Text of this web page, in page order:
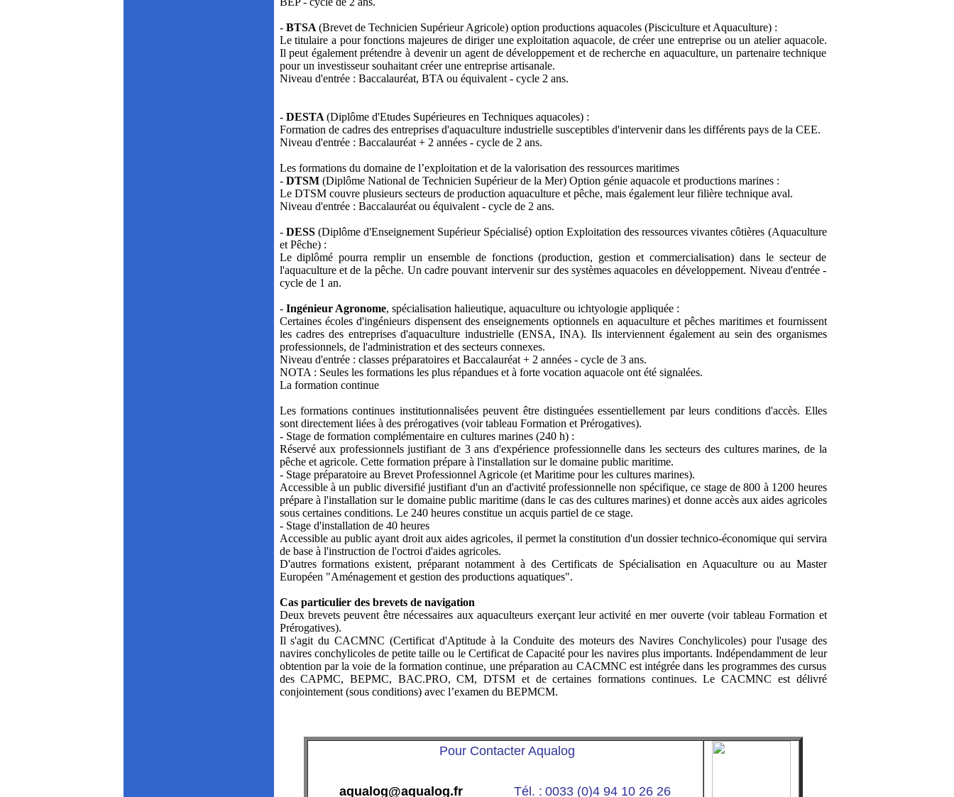
- BTSA (Brevet de Technicien Supérieur Agricole) option productions aquacoles (Pisciculture et Aquaculture) :
Le titulaire a pour fonctions majeures de diriger une exploitation aquacole, de créer une entreprise ou un atelier aquacole.
Il peut également prétendre à devenir un agent de développement et de recherche en aquaculture, un partenaire technique
pour un investisseur souhaitant créer une entreprise artisanale.
Niveau d'entrée : Baccalauréat, BTA ou équivalent - cycle 2 ans.
- DESTA (Diplôme d'Etudes Supérieures en Techniques aquacoles) :
Formation de cadres des entreprises d'aquaculture industrielle susceptibles d'intervenir dans les différents pays de la CEE.
Niveau d'entrée : Baccalauréat + 2 années - cycle de 2 ans.
Les formations du domaine de l’exploitation et de la valorisation des ressources maritimes
- DTSM (Diplôme National de Technicien Supérieur de la Mer) Option génie aquacole et productions marines :
Le DTSM couvre plusieurs secteurs de production aquaculture et pêche, mais également leur filière technique aval.
Niveau d'entrée : Baccalauréat ou équivalent - cycle de 2 ans.
- DESS (Diplôme d'Enseignement Supérieur Spécialisé) option Exploitation des ressources vivantes côtières (Aquaculture
et Pêche) :
Le diplômé pourra remplir un ensemble de fonctions (production, gestion et commercialisation) dans le secteur de
l'aquaculture et de la pêche. Un cadre pouvant intervenir sur des systèmes aquacoles en développement. Niveau d'entrée -
cycle de 1 an.
- Ingénieur Agronome, spécialisation halieutique, aquaculture ou ichtyologie appliquée :
Certaines écoles d'ingénieurs dispensent des enseignements optionnels en aquaculture et pêches maritimes et fournissent
les cadres des entreprises d'aquaculture industrielle (ENSA, INA). Ils interviennent également au sein des organismes
professionnels, de l'administration et des secteurs connexes.
Niveau d'entrée : classes préparatoires et Baccalauréat + 2 années - cycle de 3 ans.
NOTA : Seules les formations les plus répandues et à forte vocation aquacole ont été signalées.
La formation continue
Les formations continues institutionnalisées peuvent être distinguées essentiellement par leurs conditions d'accès. Elles
sont directement liées à des prérogatives (voir tableau Formation et Prérogatives).
- Stage de formation complémentaire en cultures marines (240 h) :
Réservé aux professionnels justifiant de 3 ans d'expérience professionnelle dans les secteurs des cultures marines, de la
pêche et agricole. Cette formation prépare à l'installation sur le domaine public maritime.
- Stage préparatoire au Brevet Professionnel Agricole (et Maritime pour les cultures marines).
Accessible à un public diversifié justifiant d'un an d'activité professionnelle non spécifique, ce stage de 800 à 1200 heures
prépare à l'installation sur le domaine public maritime (dans le cas des cultures marines) et donne accès aux aides agricoles
sous certaines conditions. Le 240 heures constitue un acquis partiel de ce stage.
- Stage d'installation de 40 heures
Accessible au public ayant droit aux aides agricoles, il permet la constitution d'un dossier technico-économique qui servira
de base à l'instruction de l'octroi d'aides agricoles.
D'autres formations existent, préparant notamment à des Certificats de Spécialisation en Aquaculture ou au Master
Européen "Aménagement et gestion des productions aquatiques".
Cas particulier des brevets de navigation
Deux brevets peuvent être nécessaires aux aquaculteurs exerçant leur activité en mer ouverte (voir tableau Formation et
Prérogatives).
Il s'agit du CACMNC (Certificat d'Aptitude à la Conduite des moteurs des Navires Conchylicoles) pour l'usage des
navires conchylicoles de petite taille ou le Certificat de Capacité pour les navires plus importants. Indépendamment de leur
obtention par la voie de la formation continue, une préparation au CACMNC est intégrée dans les programmes des cursus
des CAPMC, BEPMC, BAC.PRO, CM, DTSM et de certaines formations continues. Le CACMNC est délivré
conjointement (sous conditions) avec l’examen du BEPMCM.
Pour Contacter Aqualog
aqualog@aqualog.fr Tél. : 0033 (0)4 94 10 26 26